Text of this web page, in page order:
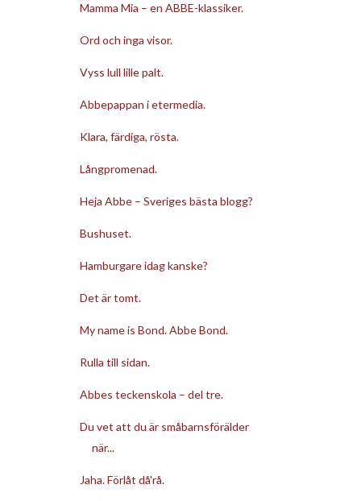
Mamma Mia – en ABBE-klassiker.
Ord och inga visor.
Vyss lull lille palt.
Abbepappan i etermedia.
Klara, färdiga, rösta.
Långpromenad.
Heja Abbe – Sveriges bästa blogg?
Bushuset.
Hamburgare idag kanske?
Det är tomt.
My name is Bond. Abbe Bond.
Rulla till sidan.
Abbes teckenskola – del tre.
Du vet att du är småbarnsförälder
när...
Jaha. Förlåt då'rå.